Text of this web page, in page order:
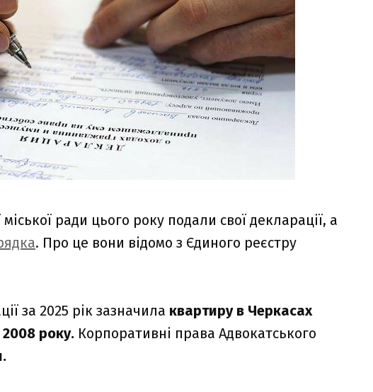
ради цього року подали свої декларації, а
. Про це вони відомо з Єдиного реєстру
за 2025 рік зазначила квартиру в Черкасах
року. Корпоративні права Адвокатського